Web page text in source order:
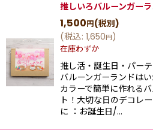
推しいろバルーンガー
1,500円(税別)
(税込: 1,650円)
在庫わずか
推し活・誕生日・パー
バルーンガーランドは
カラーで簡単に作れる
ト！大切な日のデコレ
に ：お誕生日/…